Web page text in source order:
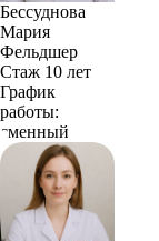
Бессуднова
Мария
Фельдшер
Стаж 10 лет
График
работы:
сменный